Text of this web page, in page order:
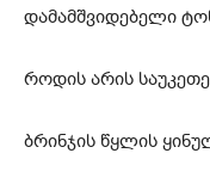
დამამშვიდებელი
როდის არის
ბრინჯის წყლის